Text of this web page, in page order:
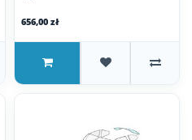
656,00 zł